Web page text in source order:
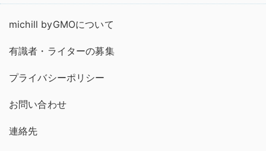
michill byGMOについて
有識者・ライターの募集
プライバシーポリシー
お問い合わせ
連絡先